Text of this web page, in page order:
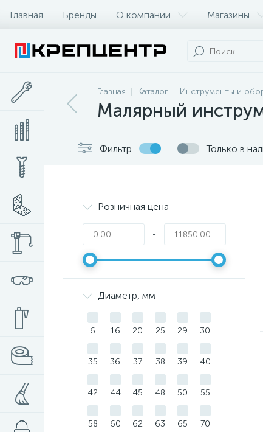
Главная Бренды О компании Магазины
Главная Каталог Инструменты и
Малярный
Фильтр Только в
Розничная цена
-
Диаметр, мм
6 16 20 25 29 30
35 36 37 38 39 40
42 44 45 48 50 55
58 60 62 63 65 70